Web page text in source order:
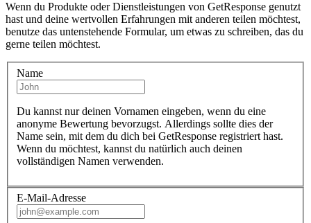
Wenn du Produkte oder Dienstleistungen von GetResponse genutzt
hast und deine wertvollen Erfahrungen mit anderen teilen möchtest,
benutze das untenstehende Formular, um etwas zu schreiben, das du
gerne teilen möchtest.
Name
Du kannst nur deinen Vornamen eingeben, wenn du eine
anonyme Bewertung bevorzugst. Allerdings sollte dies der
Name sein, mit dem du dich bei GetResponse registriert hast.
Wenn du möchtest, kannst du natürlich auch deinen
vollständigen Namen verwenden.
E-Mail-Adresse